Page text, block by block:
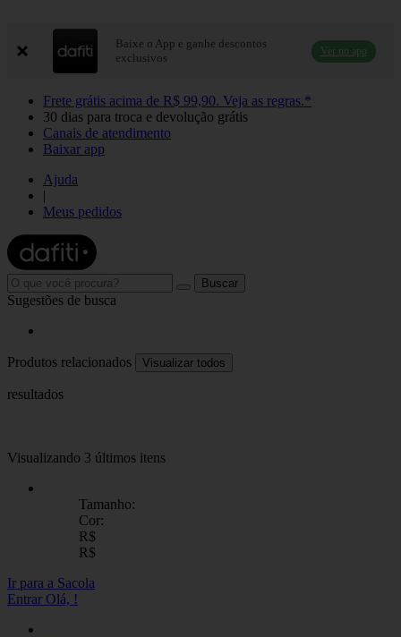
Baixe o App e ganhe descontos
exclusivos
Ver no app
Frete grátis acima de R$ 99,90. Veja as regras.*
30 dias para troca e devolução grátis
Canais de atendimento
Baixar app
Ajuda
|
Meus pedidos
Sugestões de busca
Produtos relacionados Visualizar todos
resultados
Visualizando 3 últimos itens
Tamanho:
Cor:
R$
R$
Ir para a Sacola
Entrar Olá, !